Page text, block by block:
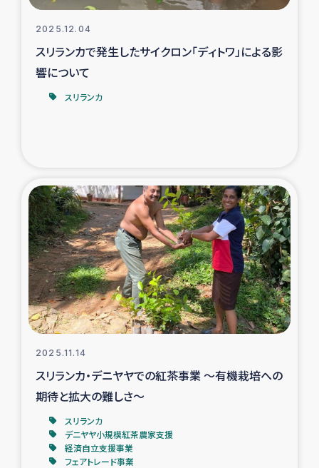
レバノンでのシリア難民への教育支援事業
レバノンでのシリア難民・レバノン人への農業支援
石巻市街地在宅被災者支援
復興応援隊の活動
仮設住宅生活支援・農業復興支援
漁業復興支援
インターン・ボランティア日誌
経済自立支援事業
ガザ空爆被災者への食料支援と農家生産支援
2025.12.04
スリランカで発生したサイクロン「ディトワ」による影
響について
スリランカ
2025.11.14
スリランカ・デニヤヤでの紅茶事業 ～有機栽培への
期待と拡大の難しさ～
スリランカ
デニヤヤ小規模紅茶農家支援
経済自立支援事業
フェアトレード事業